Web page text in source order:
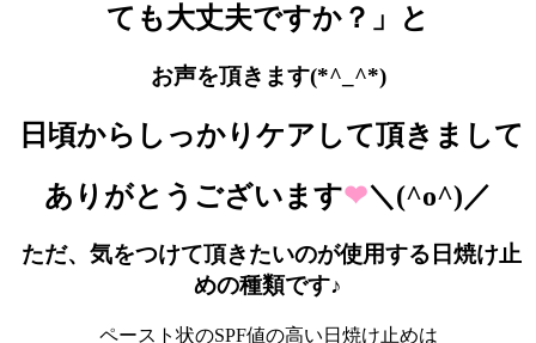
ても大丈夫ですか？」と
お声を頂きます(*^_^*)
日頃からしっかりケアして頂きまして
ありがとうございます❤＼(^o^)／
ただ、気をつけて頂きたいのが使用する日焼け止
めの種類です♪
ペースト状のSPF値の高い日焼け止めは